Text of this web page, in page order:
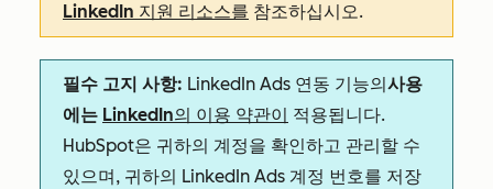
LinkedIn 지원 리소스를 참조하십시오.
필수 고지 사항: LinkedIn Ads 연동 기능의 사용
에는 LinkedIn의 이용 약관이
적용됩니다.
HubSpot은 귀하의 계정을 확인하고 관리할 수
있으며, 귀하의 LinkedIn Ads 계정 번호를 저장